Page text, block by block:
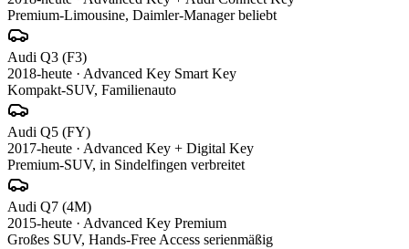
Premium-Limousine, Daimler-Manager beliebt
Audi Q3 (F3)
2018-heute · Advanced Key Smart Key
Kompakt-SUV, Familienauto
Audi Q5 (FY)
2017-heute · Advanced Key + Digital Key
Premium-SUV, in Sindelfingen verbreitet
Audi Q7 (4M)
2015-heute · Advanced Key Premium
Großes SUV, Hands-Free Access serienmäßig